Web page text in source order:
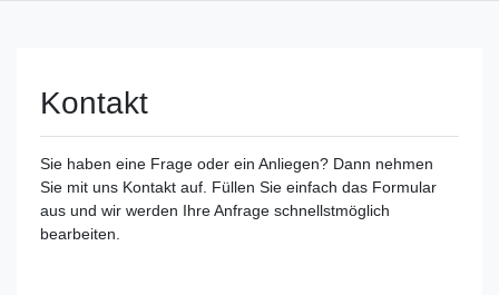
Kontakt
Sie haben eine Frage oder ein Anliegen? Dann nehmen
Sie mit uns Kontakt auf. Füllen Sie einfach das Formular
aus und wir werden Ihre Anfrage schnellstmöglich
bearbeiten.